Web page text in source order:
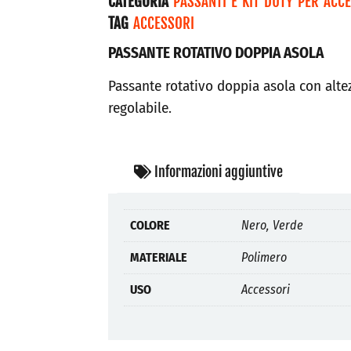
TAG ACCESSORI
PASSANTE ROTATIVO DOPPIA ASOLA
Passante rotativo doppia asola con
regolabile.
Informazioni aggiuntive
COLORE Nero, Verde
MATERIALE Polimero
USO Accessori